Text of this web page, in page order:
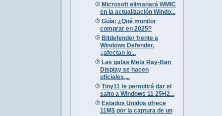
Microsoft elimanará WMIC
en la actualización Windo...
Guía: ¿Qué monitor
comprar en 2025?
Bitdefender frente a
Windows Defender,
¿afectan lo...
Las gafas Meta Ray-Ban
Display se hacen
oficiales,...
Tiny11 te permitirá dar el
salto a Windows 11 25H2...
Estados Unidos ofrece
11M$ por la captura de un